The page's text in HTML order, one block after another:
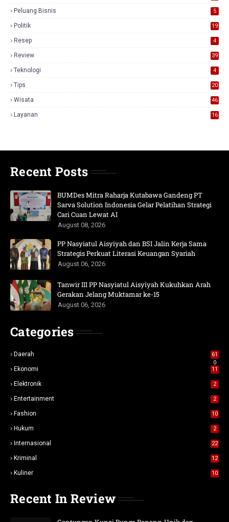
Peluang Bisnis 5
Politik 19
Resep 4
Review
39
Teknologi 4
Tips 20
Wisata 46
Layanan 16
Recent Posts
BUMDes Mitra Raharja Kutabawa Gandeng PT
Sarva Solution Indonesia Gelar Pelatihan Strategi
Cari Cuan Lewat AI
August 08, 2026
PP Nasyiatul Aisyiyah dan BSI Jalin Kerja Sama
Strategis Perkuat Literasi Keuangan Syariah
August 06, 2026
Tanwir III PP Nasyiatul Aisyiyah Kukuhkan Arah
Gerakan Jelang Muktamar ke-15
August 06, 2026
Categories
Daerah
61
0
Ekonomi 11
Elektronik 2
Entertainment 2
Fashion 10
Hukum 2
Internasional 22
Kriminal 12
Kuliner 10
Recent In Review